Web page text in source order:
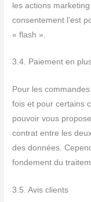
les actions
consentement l’est
« flash ».
3.4. Paiement en
Pour les
fois et pour certains
pouvoir vous
contrat entre les
des données.
fondement du
3.5. Avis clients